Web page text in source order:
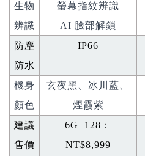
生物
辨識
螢幕指紋辨識
AI 臉部解鎖
防塵
防水
IP66
機身
顏色
玄夜黑、冰川藍、
煙霞紫
建議
售價
6G+128 ：
NT$8,999